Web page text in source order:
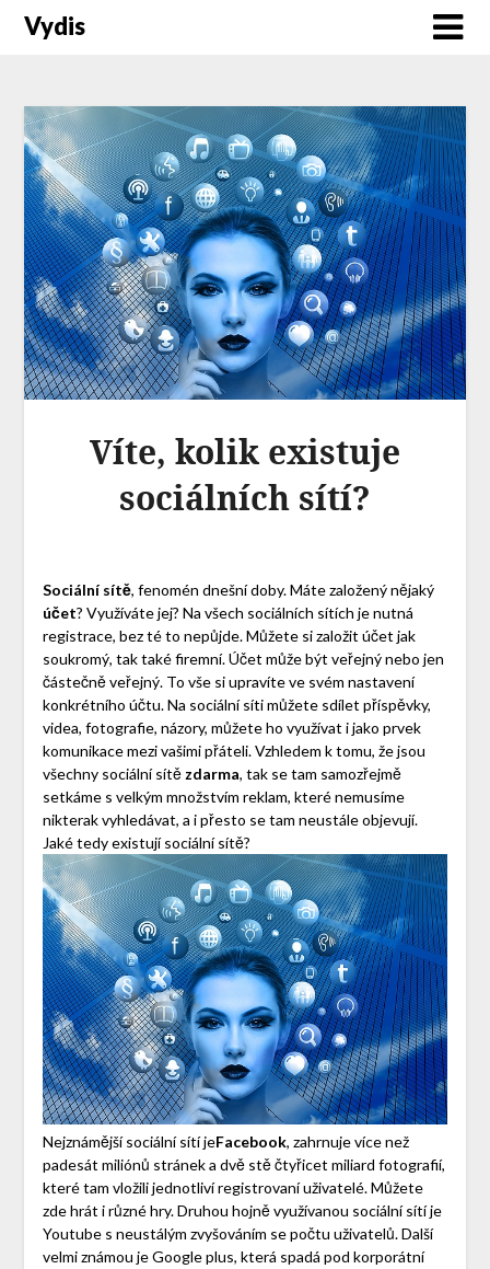
Vydis
Víte, kolik existuje
sociálních sítí?
Sociální sítě, fenomén dnešní doby. Máte založený nějaký
účet? Využíváte jej? Na všech sociálních sítích je nutná
registrace, bez té to nepůjde. Můžete si založit účet jak
soukromý, tak také firemní. Účet může být veřejný nebo jen
částečně veřejný. To vše si upravíte ve svém nastavení
konkrétního účtu. Na sociální síti můžete sdílet příspěvky,
videa, fotografie, názory, můžete ho využívat i jako prvek
komunikace mezi vašimi přáteli. Vzhledem k tomu, že jsou
všechny sociální sítě zdarma, tak se tam samozřejmě
setkáme s velkým množstvím reklam, které nemusíme
nikterak vyhledávat, a i přesto se tam neustále objevují.
Jaké tedy existují sociální sítě?
Nejznámější sociální sítí jeFacebook, zahrnuje více než
padesát miliónů stránek a dvě stě čtyřicet miliard fotografií,
které tam vložili jednotliví registrovaní uživatelé. Můžete
zde hrát i různé hry. Druhou hojně využívanou sociální sítí je
Youtube s neustálým zvyšováním se počtu uživatelů. Další
velmi známou je Google plus, která spadá pod korporátní